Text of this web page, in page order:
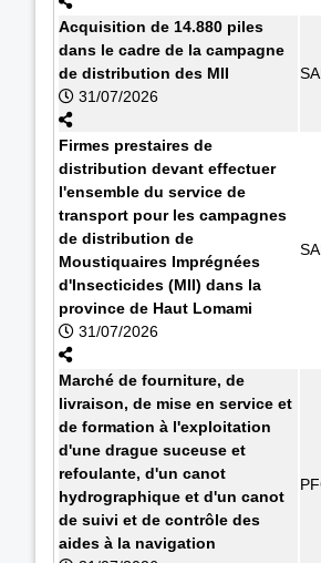
Acquisition de 14.880 piles
dans le cadre de la campagne
de distribution des MII
31/07/2026
Firmes prestaires de
distribution devant effectuer
l'ensemble du service de
transport pour les campagnes
de distribution de
Moustiquaires Imprégnées
d'Insecticides (MII) dans la
province de Haut Lomami
31/07/2026
Marché de fourniture, de
livraison, de mise en service et
de formation à l'exploitation
d'une drague suceuse et
refoulante, d'un canot
hydrographique et d'un canot
de suivi et de contrôle des
aides à la navigation